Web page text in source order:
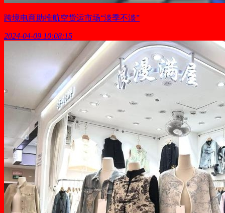
跨境电商助推航空货运市场“淡季不淡”
2024-04-09 10:08:15